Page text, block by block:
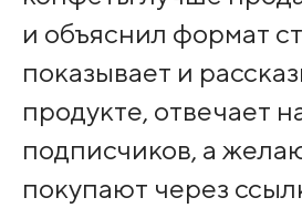
и объяснил формат
показывает и
продукте, отвечает
подписчиков, а
покупают через